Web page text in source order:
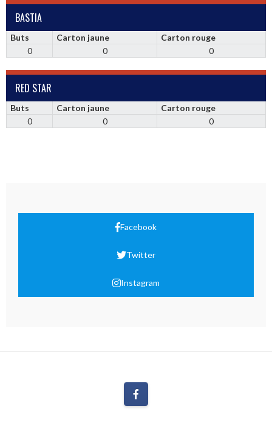
BASTIA
Buts Carton jaune
Carton rouge
0
0 0
RED STAR
Buts Carton jaune
Carton rouge
0
0 0
Facebook
Twitter
Instagram